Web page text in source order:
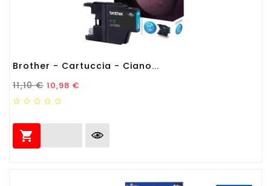
Brother - Cartuccia - Ciano...
Prezzo Standard
11,10 € Prezzo
10,98 €
